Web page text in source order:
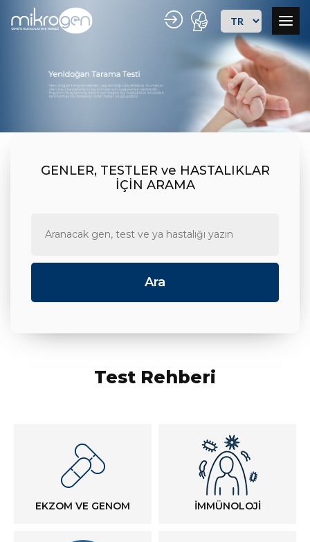
GENLER, TESTLER ve HASTALIKLAR
İÇİN ARAMA
Test Rehberi
EKZOM VE GENOM İMMÜNOLOJİ